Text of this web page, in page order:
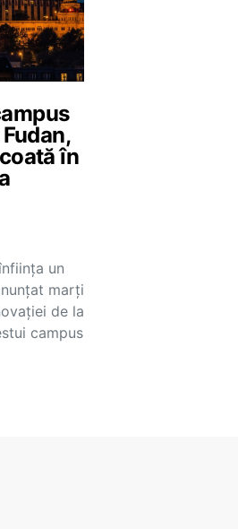
în
un
marți
de la
campus